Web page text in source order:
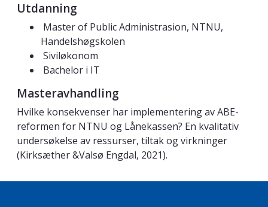
Utdanning
Master of Public Administrasion, NTNU,
Handelshøgskolen
Siviløkonom
Bachelor i IT
Masteravhandling
Hvilke konsekvenser har implementering av ABE-
reformen for NTNU og Lånekassen? En kvalitativ
undersøkelse av ressurser, tiltak og virkninger
(Kirksæther &Valsø Engdal, 2021).